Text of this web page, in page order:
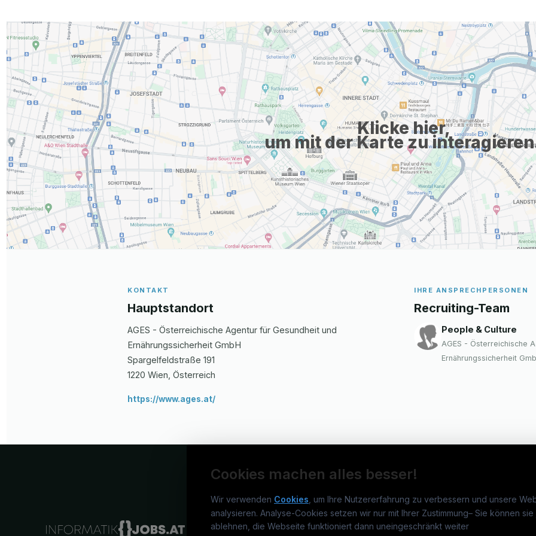
Klicke hier,
um mit der Karte zu
KONTAKT
Hauptstandort
AGES - Österreichische Agentur für Gesundheit und
Ernährungssicherheit GmbH
Spargelfeldstraße 191
1220 Wien , Österreich
https://www.ages.at/
IHRE ANSPRECHPERSONEN
Recruiting-Team
People & Culture
AGES - Österreichische
Ernährungssicherheit
Cookies machen alles besser!
Wir verwenden Cookies , um Ihre Nutzererfahrung zu verbessern und unsere
analysieren. Analyse-Cookies setzen wir nur mit Ihrer Zustimmung– Sie können
ablehnen, die Webseite funktioniert dann uneingeschränkt weiter
informatikjobs.at Jobs